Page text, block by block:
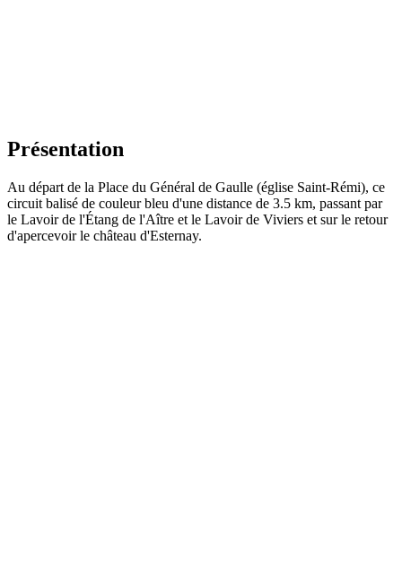
Présentation
Au départ de la Place du Général de Gaulle (église Saint-Rémi), ce
circuit balisé de couleur bleu d'une distance de 3.5 km, passant par
le Lavoir de l'Étang de l'Aître et le Lavoir de Viviers et sur le retour
d'apercevoir le château d'Esternay.